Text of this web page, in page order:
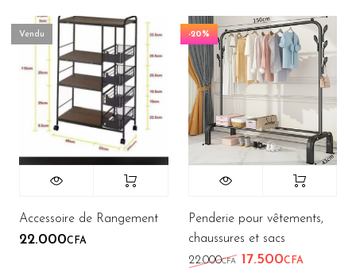
Vendu
Accessoire de Rangement
22.000CFA
-20%
Penderie pour vêtements,
chaussures et sacs
22.000CFA Le prix initial était
17.500CFA